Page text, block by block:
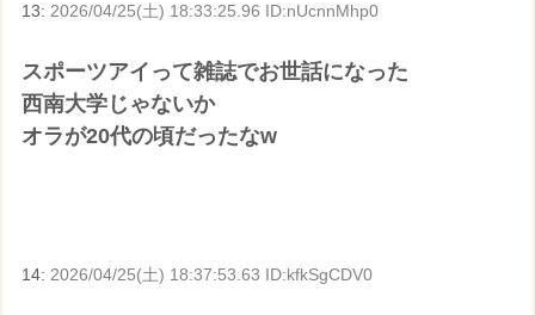
13: 2026/04/25(土) 18:33:25.96 ID:nUcnnMhp0
スポーツアイって雑誌でお世話になった
西南大学じゃないか
オラが20代の頃だったなw
14:2026/04/25(土) 18:37:53.63 ID:kfkSgCDV0